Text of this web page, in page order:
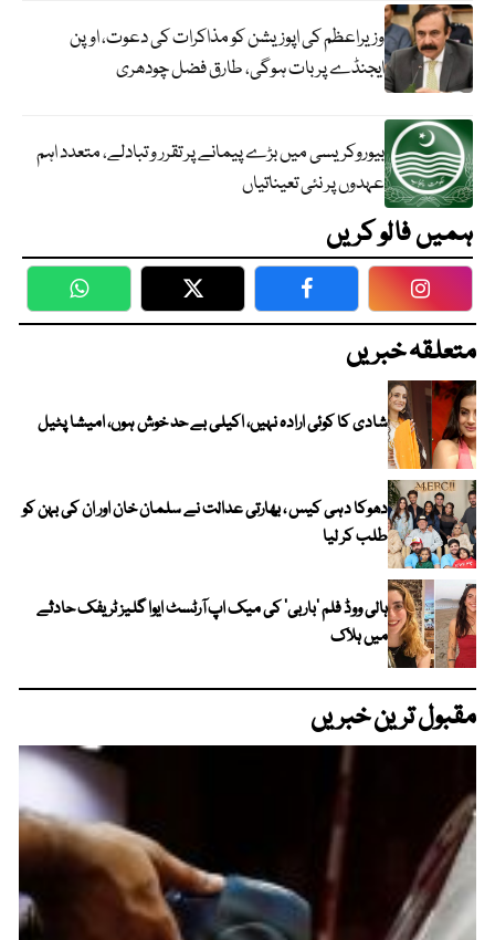
وزیراعظم کی اپوزیشن کو مذاکرات کی دعوت، اوپن
ایجنڈے پر بات ہوگی، طارق فضل چودھری
بیوروکریسی میں بڑے پیمانے پر تقرر و تبادلے، متعدد اہم
عہدوں پر نئی تعیناتیاں
ہمیں فالو کریں
WhatsApp Twitter Facebook
متعلقہ خبریں
شادی کا کوئی ارادہ نہیں، اکیلی بے حد خوش ہوں، امیشا پٹیل
دھوکا دہی کیس ، بھارتی عدالت نے سلمان خان اور ان کی بہن کو
طلب کر لیا
ہالی ووڈ فلم ’باربی‘ کی میک اپ آرٹسٹ ایوا گلیز ٹریفک حادثے
میں ہلاک
مقبول ترین خبریں